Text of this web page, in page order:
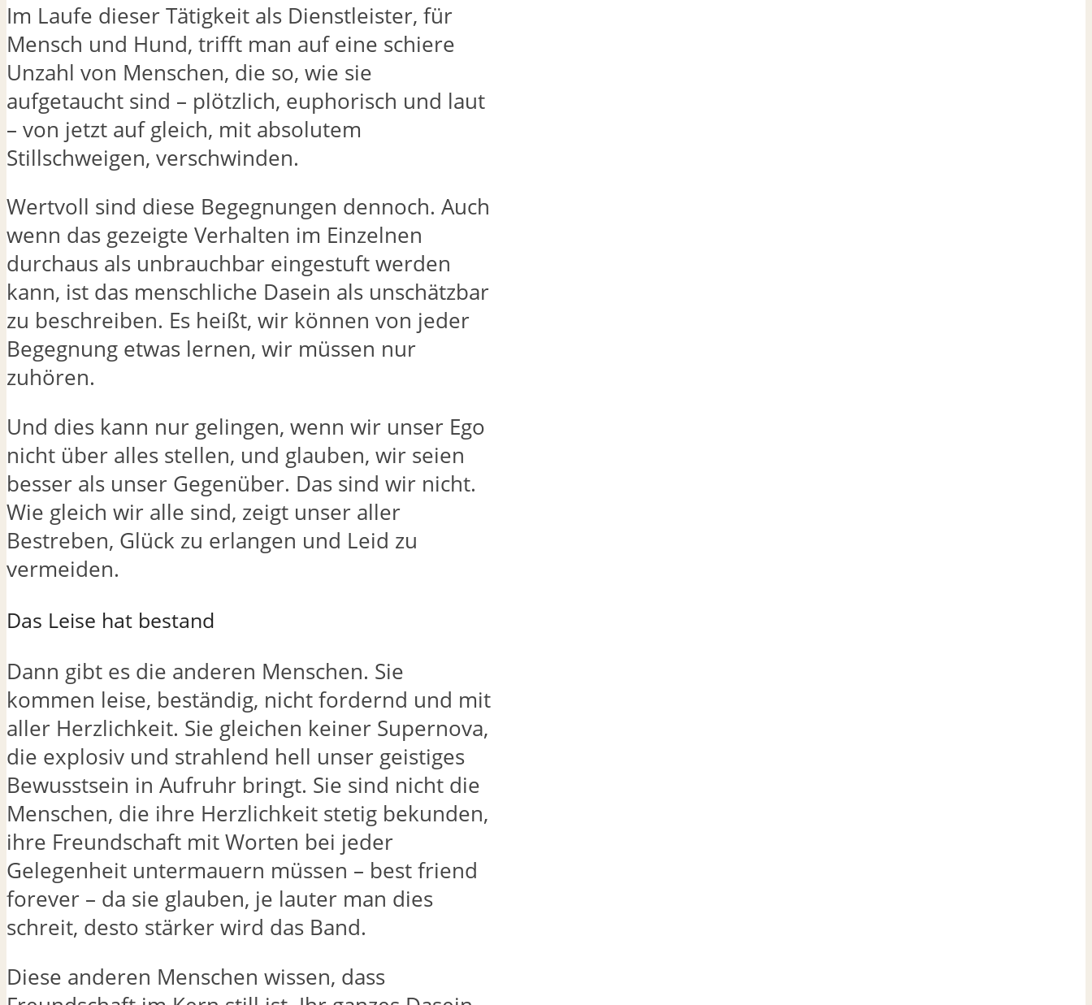
Im Laufe dieser Tätigkeit als Dienstleister, für
Mensch und Hund, trifft man auf eine schiere
Unzahl von Menschen, die so, wie sie
aufgetaucht sind – plötzlich, euphorisch und laut
– von jetzt auf gleich, mit absolutem
Stillschweigen, verschwinden.
Wertvoll sind diese Begegnungen dennoch. Auch
wenn das gezeigte Verhalten im Einzelnen
durchaus als unbrauchbar eingestuft werden
kann, ist das menschliche Dasein als unschätzbar
zu beschreiben. Es heißt, wir können von jeder
Begegnung etwas lernen, wir müssen nur
zuhören.
Und dies kann nur gelingen, wenn wir unser Ego
nicht über alles stellen, und glauben, wir seien
besser als unser Gegenüber. Das sind wir nicht.
Wie gleich wir alle sind, zeigt unser aller
Bestreben, Glück zu erlangen und Leid zu
vermeiden.
Das Leise hat bestand
Dann gibt es die anderen Menschen. Sie
kommen leise, beständig, nicht fordernd und mit
aller Herzlichkeit. Sie gleichen keiner Supernova,
die explosiv und strahlend hell unser geistiges
Bewusstsein in Aufruhr bringt. Sie sind nicht die
Menschen, die ihre Herzlichkeit stetig bekunden,
ihre Freundschaft mit Worten bei jeder
Gelegenheit untermauern müssen – best friend
forever – da sie glauben, je lauter man dies
schreit, desto stärker wird das Band.
Diese anderen Menschen wissen, dass